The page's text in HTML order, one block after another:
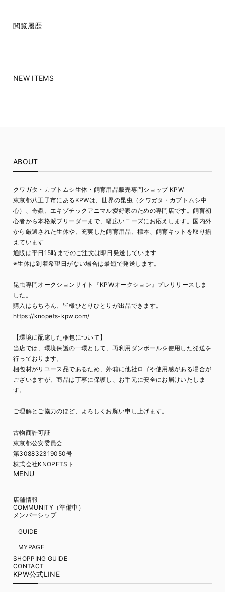
閲覧履歴
NEW ITEMS
ABOUT
クワガタ・カブトムシ生体・飼育用品販売専門ショップ KPW
東京都八王子市にあるKPWは、世界の昆虫（クワガタ・カブトムシ中
心）、奇蟲、エキゾチックアニマル愛好家のための専門店です。飼育初
心者から本格派ブリーダーまで、幅広いニーズにお応えします。国内外
から厳選された生体や、充実した飼育用品、標本、飼育キットを取り揃
えています
通販は平日15時までのご注文は即日発送しています
※生体は到着希望日がない場合は最短で発送します。
昆虫専門オークションサイト『KPWオークション』プレリリースしま
した。
購入はもちろん、皆様ひとりひとりが出品できます。
https://knopets-kpw.com/
【環境に配慮した梱包について】
当店では、環境保護の一環として、再利用ダンボールを使用した発送を
行っております。
梱包材がリユース品であるため、外箱に他社ロゴや使用感がある場合が
ございますが、商品は丁寧に保護し、お手元に安全にお届けいたしま
す。
ご理解とご協力のほど、よろしくお願い申し上げます。
古物商許可証
東京都公安委員会
第308832319050号
株式会社KNOPETSト
MENU
店舗情報
COMMUNITY（準備中）
メンバーシップ
GUIDE
MYPAGE
SHOPPING GUIDE
CONTACT
KPW公式LINE